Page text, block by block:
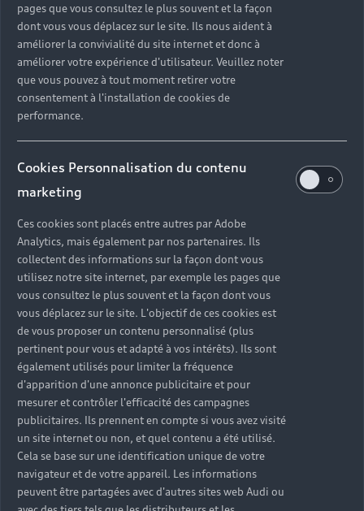
pages que vous consultez le plus souvent et la façon
dont vous vous déplacez sur le site. Ils nous aident à
améliorer la convivialité du site internet et donc à
améliorer votre expérience d'utilisateur. Veuillez noter
que vous pouvez à tout moment retirer votre
consentement à l'installation de cookies de
performance.
Cookies Personnalisation du contenu
marketing
Ces cookies sont placés entre autres par Adobe
Analytics, mais également par nos partenaires. Ils
collectent des informations sur la façon dont vous
utilisez notre site internet, par exemple les pages que
vous consultez le plus souvent et la façon dont vous
vous déplacez sur le site. L'objectif de ces cookies est
de vous proposer un contenu personnalisé (plus
pertinent pour vous et adapté à vos intérêts). Ils sont
également utilisés pour limiter la fréquence
d'apparition d'une annonce publicitaire et pour
mesurer et contrôler l'efficacité des campagnes
publicitaires. Ils prennent en compte si vous avez visité
un site internet ou non, et quel contenu a été utilisé.
Cela se base sur une identification unique de votre
navigateur et de votre appareil. Les informations
peuvent être partagées avec d'autres sites web Audi ou